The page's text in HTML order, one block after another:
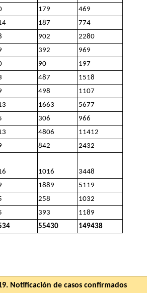
179
469
187
774
902
2280
392
969
90
197
487
1518
498
1107
1663
5677
306
966
4806
11412
842
2432
1016
3448
1889
5119
258
1032
393
1189
55430 149438
Notificación de casos confirmados